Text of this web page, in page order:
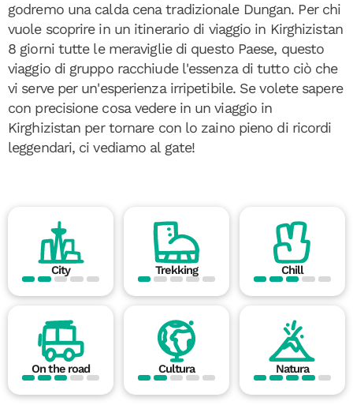
godremo una calda cena tradizionale Dungan. Per chi
vuole scoprire in un itinerario di viaggio in Kirghizistan
8 giorni tutte le meraviglie di questo Paese, questo
viaggio di gruppo racchiude l'essenza di tutto ciò che
vi serve per un'esperienza irripetibile. Se volete sapere
con precisione cosa vedere in un viaggio in
Kirghizistan per tornare con lo zaino pieno di ricordi
leggendari, ci vediamo al gate!
City Trekking Chill
On the road Cultura Natura